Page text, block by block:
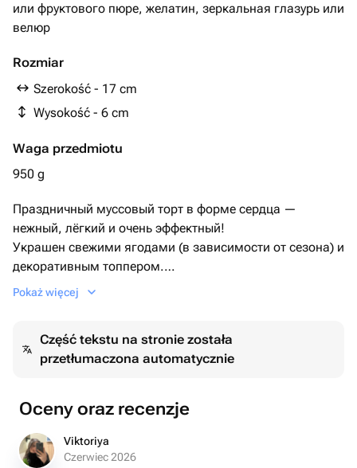
или фруктового пюре, желатин, зеркальная глазурь или
велюр
Rozmiar
Szerokość - 17 cm
Wysokość - 6 cm
Waga przedmiotu
950 g
Праздничный муссовый торт в форме сердца —
нежный, лёгкий и очень эффектный!
Украшен свежими ягодами (в зависимости от сезона) и
декоративным топпером.
Топпер можно заменить по желанию — «С днём
Идеален для поздравления, романтического ужина или
важного повода.
👨‍👩‍👧‍👦 Рассчитан на 6–8 персон
🎁 Упакован в подарочную коробку
Pokaż więcej
Część tekstu na stronie została
przetłumaczona automatycznie
Oceny oraz recenzje
Viktoriya
Czerwiec 2026